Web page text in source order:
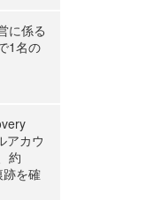
に係る
1名の
アカウ
約
を確